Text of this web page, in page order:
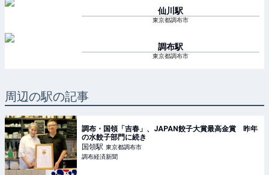
仙川 駅
東京都調布市
調布駅
東京都調布市
周辺の駅の記事
調布・国領「吉春」、JAPAN餃子大賞最高金賞 昨年
の水餃子部門に続き
国領駅 東京都調布市
調布経済新聞